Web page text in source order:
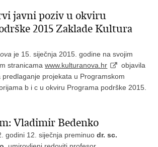
javni poziv u okviru
2015 Zaklade Kultura
je 15. siječnja 2015. godine na svojim
stranicamawww.kulturanova.hr
objavila
predlaganje projekata u Programskom
b i c u okviru Programa podrške 2015.
Vladimir Bedenko
godini 12. siječnja preminuodr. sc.